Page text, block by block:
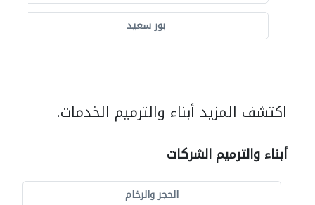
بور سعيد
اكتشف المزيد أبناء والترميم الخدمات.
أبناء والترميم الشركات
الحجر والرخام